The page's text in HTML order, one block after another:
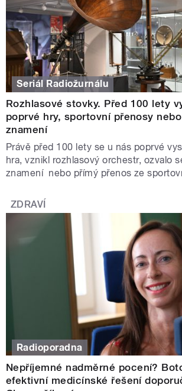
Seriál Radiožurnálu
Rozhlasové stovky. Před 100 lety
poprvé hry, sportovní přenosy
znamení
Právě před 100 lety se u nás poprvé
hra, vznikl rozhlasový orchestr, ozvalo
znamení nebo přímý přenos ze
ZDRAVÍ
Radioporadna
Nepříjemné nadměrné pocení?
efektivní medicínské řešení